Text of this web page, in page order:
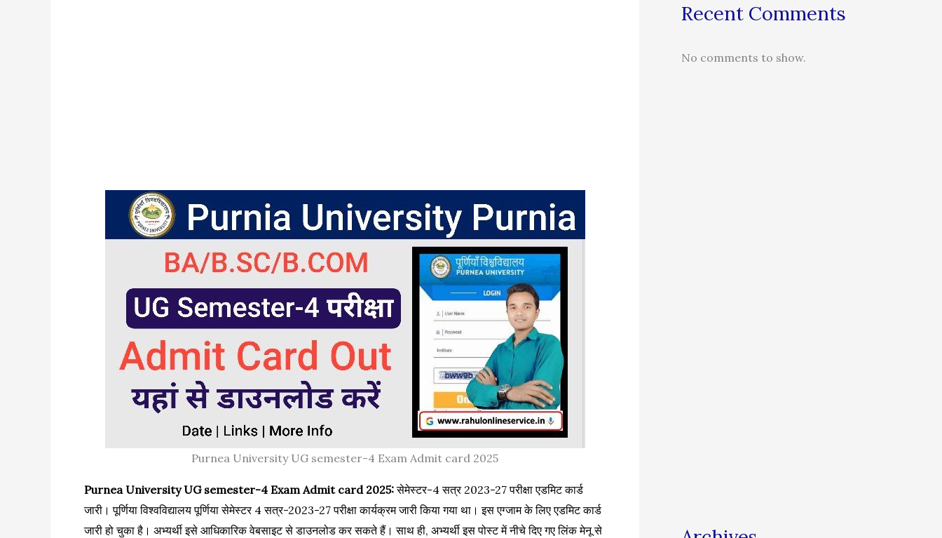
Purnea University UG semester-4 Exam Admit card 2025
Purnea University UG semester-4 Exam Admit card 2025:सेमेस्टर-4 सत्र 2023-27 परीक्षा एडमिट कार्ड
जारी। पूर्णिया विश्वविद्यालय पूर्णिया सेमेस्टर 4 सत्र-2023-27 परीक्षा कार्यक्रम जारी किया गया था। इस एग्जाम के लिए एडमिट कार्ड
जारी हो चुका है‌। अभ्यर्थी इसे आधिकारिक वेबसाइट से डाउनलोड कर सकते हैं। साथ ही, अभ्यर्थी इस पोस्ट में नीचे दिए गए लिंक मेनू से
Recent Comments
No comments to show.